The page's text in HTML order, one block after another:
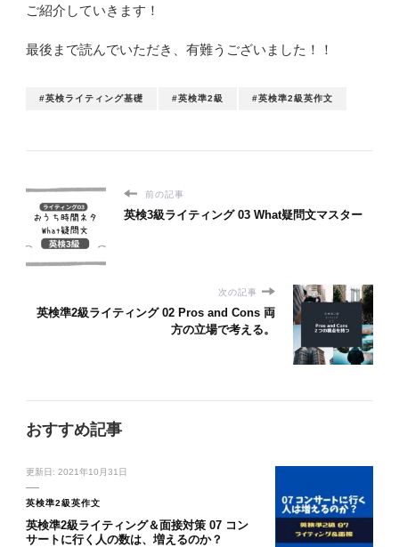
ご紹介していきます！
最後まで読んでいただき、有難うございました！！
#英検ライティング基礎 #英検準2級 #英検準2級英作文
前の記事
英検3級ライティング 03 What疑問文マスター
次の記事
英検準2級ライティング 02 Pros and Cons 両
方の立場で考える。
おすすめ記事
更新日: 2021年10月31日
英検準2級英作文
英検準2級ライティング＆面接対策 07 コン
サートに行く人の数は、増えるのか？